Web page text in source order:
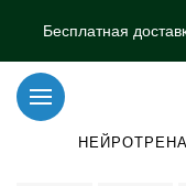
Бесплатная